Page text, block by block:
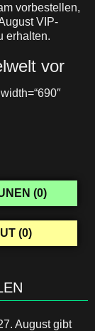
vorbestellen,
VIP-
erhalten.
vor
(0)
(0)
August gibt